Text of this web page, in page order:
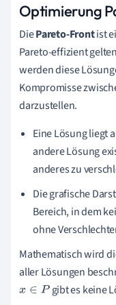
Optimierung
DiePareto-Frontist
Pareto-effizient
werden diese
Kompromisse
darzustellen.
Eine Lösung liegt
andere Lösung
anderes zu
Die grafische
Bereich, in dem
ohne
Mathematisch wird
aller Lösungen
x∈P gibt es keine